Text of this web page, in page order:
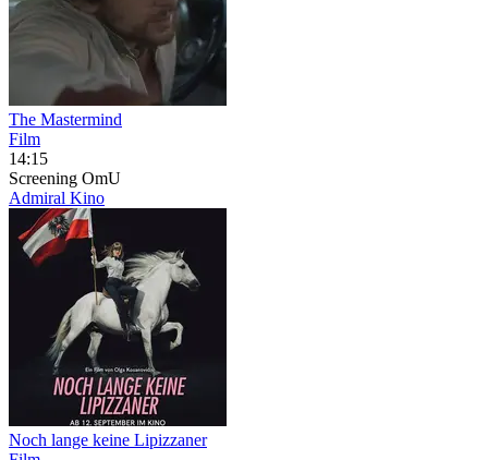
The Mastermind
Film
14:15
Screening OmU
Admiral Kino
Noch lange keine Lipizzaner